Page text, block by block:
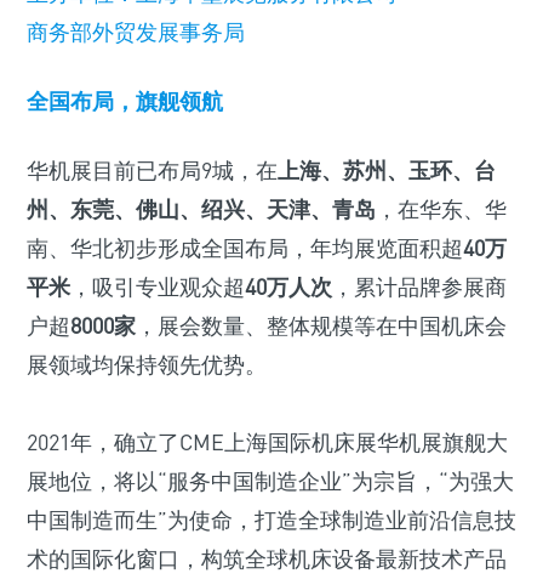
商务部外贸发展事务局
全国布局，旗舰领航
华机展目前已布局9城，在 上海、苏州、玉环、台
州、东莞、佛山、绍兴、天津、青岛 ，在华东、华
南、华北初步形成全国布局，年均展览面积超40万
平米，吸引专业观众超40万人次 ，累计品牌参展商
户超8000家 ，展会数量、整体规模等在中国机床会
展领域均保持领先优势。
2021年，确立了CME上海国际机床展华机展旗舰大
展地位，将以“服务中国制造企业”为宗旨，“为强大
中国制造而生”为使命，打造全球制造业前沿信息技
术的国际化窗口，构筑全球机床设备最新技术产品